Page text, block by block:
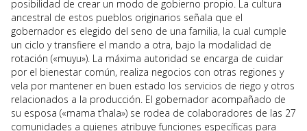
posibilidad de crear un modo de gobierno propio. La cultura
ancestral de estos pueblos originarios señala que el
gobernador es elegido del seno de una familia, la cual cumple
un ciclo y transfiere el mando a otra, bajo la modalidad de
rotación («muyu»). La máxima autoridad se encarga de cuidar
por el bienestar común, realiza negocios con otras regiones y
vela por mantener en buen estado los servicios de riego y otros
relacionados a la producción. El gobernador acompañado de
su esposa («mama t’hala») se rodea de colaboradores de las 27
comunidades a quienes atribuye funciones específicas para